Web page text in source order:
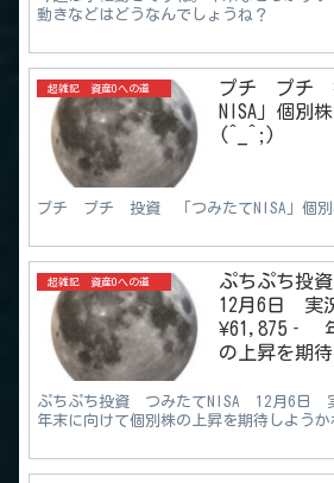
動きなどはどうなんでしょうね？
超雑記 資産0への道
プチ プチ
NISA」個別
(^_^;)
プチ プチ 投資 「つみたてNISA」個別
超雑記 資産0への道
ぷちぷち投
12月6日 実
¥61,875‐
の上昇を期待
ぷちぷち投資 つみたてNISA 12月6
年末に向けて個別株の上昇を期待しようか